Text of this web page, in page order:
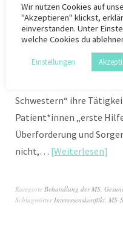
Schwestern“ ihre
Patient*innen „erste
Überforderung und
nicht,… Weiterlesen
Kategorie Behandlung der MS
Schlagwörter Interessenskonflikt MS-
Wir nutzen Cookies auf
"Akzeptieren" klickst,
einverstanden. Unter
welche Cookies du
Einstellungen